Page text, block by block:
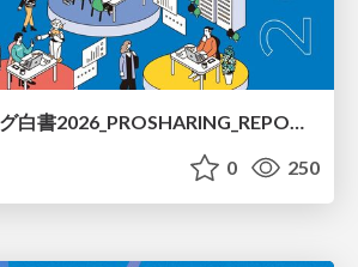
プロシェアリング白書2026_PROSHARING_REPORT_2026
0 250